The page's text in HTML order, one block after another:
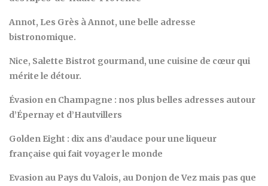
Annot, Les Grès à Annot, une belle adresse
bistronomique.
Nice, Salette Bistrot gourmand, une cuisine de cœur qui
mérite le détour.
Évasion en Champagne : nos plus belles adresses autour
d’Épernay et d’Hautvillers
Golden Eight : dix ans d’audace pour une liqueur
française qui fait voyager le monde
Evasion au Pays du Valois, au Donjon de Vez mais pas que